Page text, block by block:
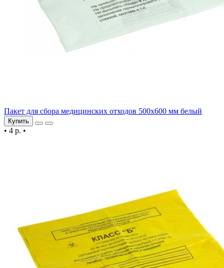
Пакет для сбора медицинских отходов 500х600 мм белый
Купить
• 4 р. •